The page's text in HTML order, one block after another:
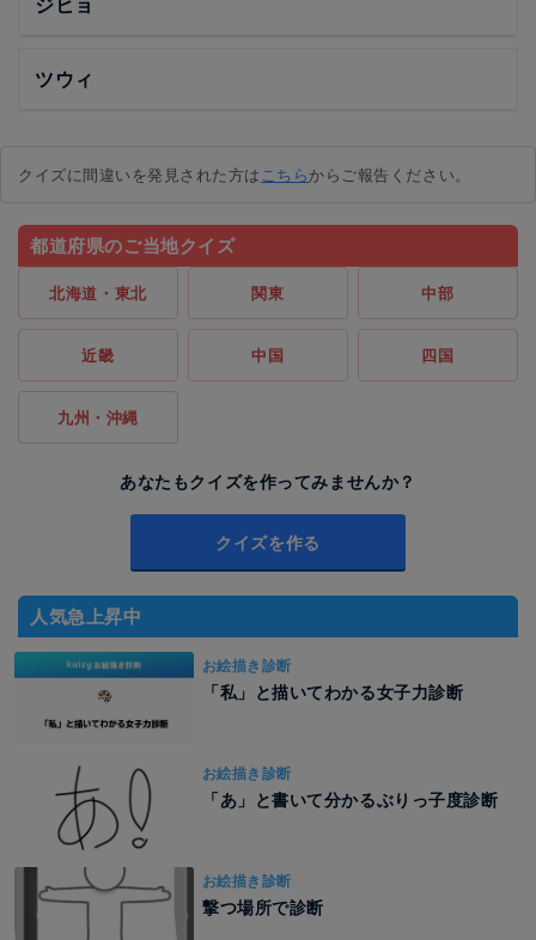
ツウィ
クイズに間違いを発見された方はこちらからご報告ください。
都道府県のご当地クイズ
北海道・東北 関東 中部
近畿 中国 四国
九州・沖縄
あなたもクイズを作ってみませんか？
クイズを作る
人気急上昇中
お絵描き診断
「私」と描いてわかる女子力診断
お絵描き診断
「あ」と書いて分かるぶりっ子度診断
お絵描き診断
撃つ場所で診断